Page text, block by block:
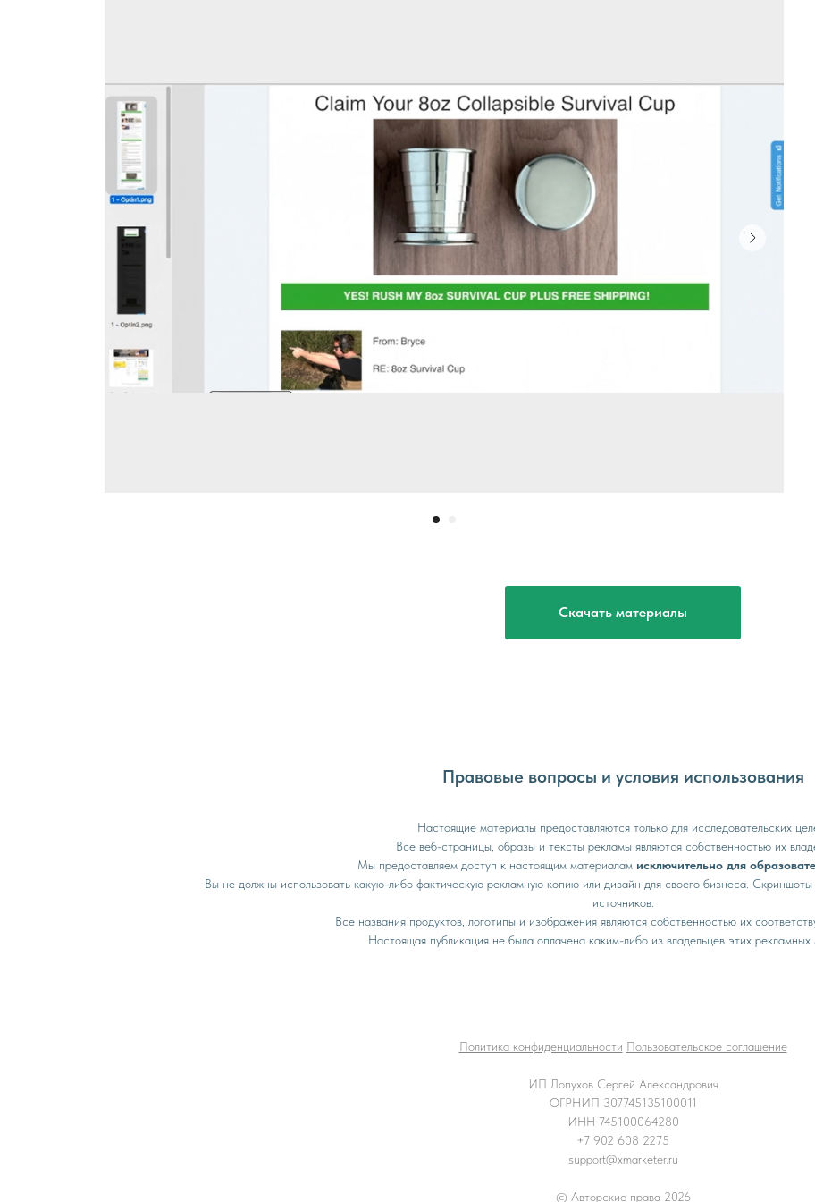
Скачать материалы
Правовые вопросы и условия использования
Настоящие материалы предоставляются только для исследовательских
Все веб-страницы, образы и тексты рекламы являются собственностью их
Мы предоставляем доступ к настоящим материалам исключительно для
Вы не должны использовать какую-либо фактическую рекламную копию или дизайн для своего бизнеса.
источников.
Все названия продуктов, логотипы и изображения являются собственностью их
Настоящая публикация не была оплачена каким-либо из владельцев этих рекламных
Политика конфиденциальности Пользовательское соглашение
ИП Лопухов Сергей Александрович
ОГРНИП 307745135100011
ИНН 745100064280
+7 902 608 2275
support@xmarketer.ru
© Авторские права 2026